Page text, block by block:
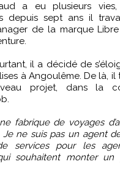
depuis sept ans il
de la marque
il a décidé de
à Angoulême. De là, il
projet, dans la
fabrique de voyages
Je ne suis pas un agent
services pour les
souhaitent monter un